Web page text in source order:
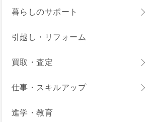
暮らしのサポート
引越し・リフォーム
買取・査定
仕事・スキルアップ
進学・教育